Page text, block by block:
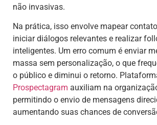
não invasivas.
Na prática, isso envolve mapear
iniciar diálogos relevantes e realizar
inteligentes. Um erro comum é enviar
massa sem personalização, o que
o público e diminui o retorno.
Prospectagram auxiliam na
permitindo o envio de mensagens
aumentando suas chances de